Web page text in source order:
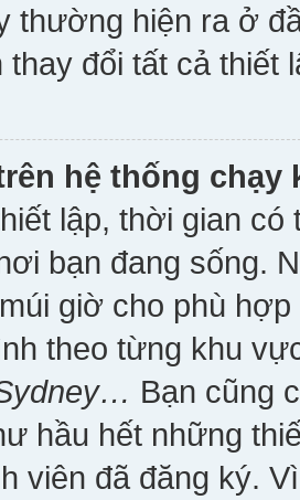
thường hiện ra ở
thay đổi tất cả thiết
hệ thống chạy
lập, thời gian
bạn đang sống.
giờ cho phù
theo từng khu
Bạn cũng
hầu hết những
viên đã đăng ký.